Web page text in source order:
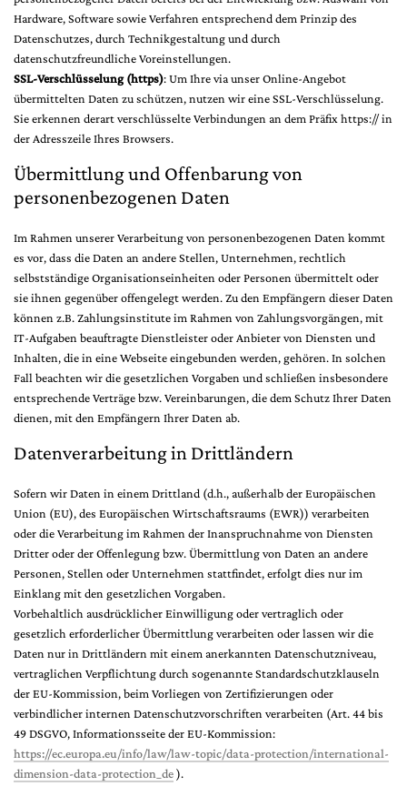
Hardware, Software sowie Verfahren entsprechend dem Prinzip des
Datenschutzes, durch Technikgestaltung und durch
datenschutzfreundliche Voreinstellungen.
SSL-Verschlüsselung (https): Um Ihre via unser Online-Angebot
übermittelten Daten zu schützen, nutzen wir eine SSL-Verschlüsselung.
Sie erkennen derart verschlüsselte Verbindungen an dem Präfix https:// in
der Adresszeile Ihres Browsers.
Übermittlung und Offenbarung von
personenbezogenen Daten
Im Rahmen unserer Verarbeitung von personenbezogenen Daten kommt
es vor, dass die Daten an andere Stellen, Unternehmen, rechtlich
selbstständige Organisationseinheiten oder Personen übermittelt oder
sie ihnen gegenüber offengelegt werden. Zu den Empfängern dieser Daten
können z.B. Zahlungsinstitute im Rahmen von Zahlungsvorgängen, mit
IT-Aufgaben beauftragte Dienstleister oder Anbieter von Diensten und
Inhalten, die in eine Webseite eingebunden werden, gehören. In solchen
Fall beachten wir die gesetzlichen Vorgaben und schließen insbesondere
entsprechende Verträge bzw. Vereinbarungen, die dem Schutz Ihrer Daten
dienen, mit den Empfängern Ihrer Daten ab.
Datenverarbeitung in Drittländern
Sofern wir Daten in einem Drittland (d.h., außerhalb der Europäischen
Union (EU), des Europäischen Wirtschaftsraums (EWR)) verarbeiten
oder die Verarbeitung im Rahmen der Inanspruchnahme von Diensten
Dritter oder der Offenlegung bzw. Übermittlung von Daten an andere
Personen, Stellen oder Unternehmen stattfindet, erfolgt dies nur im
Einklang mit den gesetzlichen Vorgaben.
Vorbehaltlich ausdrücklicher Einwilligung oder vertraglich oder
gesetzlich erforderlicher Übermittlung verarbeiten oder lassen wir die
Daten nur in Drittländern mit einem anerkannten Datenschutzniveau,
vertraglichen Verpflichtung durch sogenannte Standardschutzklauseln
der EU-Kommission, beim Vorliegen von Zertifizierungen oder
verbindlicher internen Datenschutzvorschriften verarbeiten (Art. 44 bis
49 DSGVO, Informationsseite der EU-Kommission:
https://ec.europa.eu/info/law/law-topic/data-protection/international-
dimension-data-protection_de).